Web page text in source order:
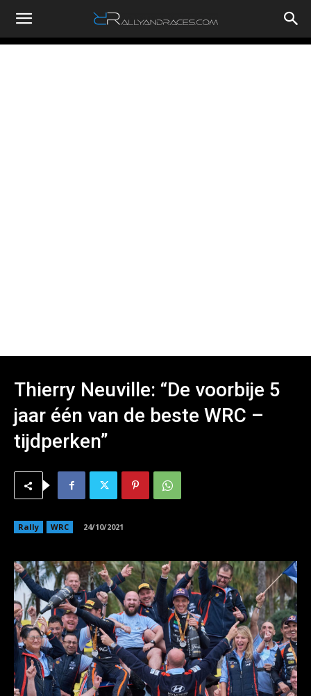
RallyandRaces.com
Thierry Neuville: “De voorbije 5
jaar één van de beste WRC –
tijdperken”
Rally WRC 24/10/2021